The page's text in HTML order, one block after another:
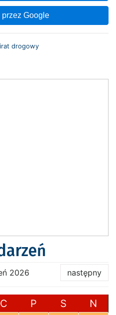
Google
drogowy
2026 następny
C P S N